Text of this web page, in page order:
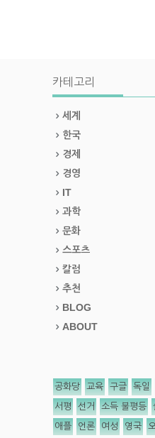
카테고리
세계
한국
경제
경영
IT
과학
문화
스포츠
칼럼
추천
BLOG
ABOUT
공화당 교육 구글 독일
서평 선거 소득 불평등
애플 언론 여성 영국